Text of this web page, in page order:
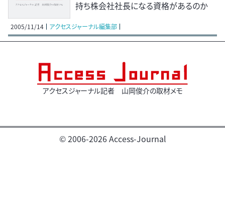
持ち株会社社長になる資格があるのか
2005/11/14 アクセスジャーナル編集部
アクセスジャーナル記者 山岡俊介の取材メモ
© 2006-2026 Access-Journal